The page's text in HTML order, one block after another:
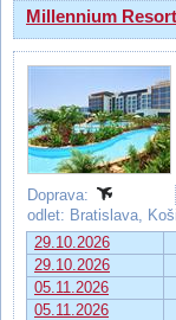
Millennium
Doprava:
odlet: Bratislava,
29.10.2026
29.10.2026
05.11.2026
05.11.2026